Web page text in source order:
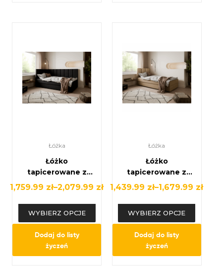
Łóżka
Łóżko
tapicerowane z
podwójnym
zagłówkiem –
najwyższy poziom
komfortu i stylu
1,759.99 zł–2,079.99 zł
WYBIERZ OPCJE
Dodaj do listy
życzeń
Łóżka
Łóżko
tapicerowane z
pojemnikiem –
elegancja, wygoda
i funkcjonalność w
jednym
1,439.99 zł–1,679.99 zł
WYBIERZ OPCJE
Dodaj do listy
życzeń